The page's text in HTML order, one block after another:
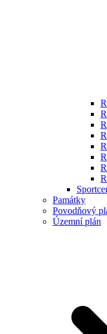
Památky
Povodňový
Územní plán